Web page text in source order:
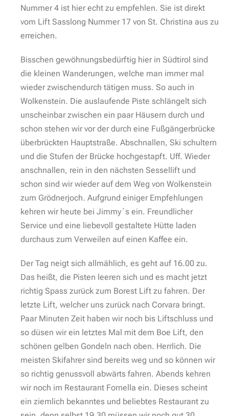
Nummer 4 ist hier echt zu empfehlen. Sie ist direkt
vom Lift Sasslong Nummer 17 von St. Christina aus zu
erreichen.
Bisschen gewöhnungsbedürftig hier in Südtirol sind
die kleinen Wanderungen, welche man immer mal
wieder zwischendurch tätigen muss. So auch in
Wolkenstein. Die auslaufende Piste schlängelt sich
unscheinbar zwischen ein paar Häusern durch und
schon stehen wir vor der durch eine Fußgängerbrücke
überbrückten Hauptstraße. Abschnallen, Ski schultern
und die Stufen der Brücke hochgestapft. Uff. Wieder
anschnallen, rein in den nächsten Sessellift und
schon sind wir wieder auf dem Weg von Wolkenstein
zum Grödnerjoch. Aufgrund einiger Empfehlungen
kehren wir heute bei Jimmy´s ein. Freundlicher
Service und eine liebevoll gestaltete Hütte laden
durchaus zum Verweilen auf einen Kaffee ein.
Der Tag neigt sich allmählich, es geht auf 16.00 zu.
Das heißt, die Pisten leeren sich und es macht jetzt
richtig Spass zurück zum Borest Lift zu fahren. Der
letzte Lift, welcher uns zurück nach Corvara bringt.
Paar Minuten Zeit haben wir noch bis Liftschluss und
so düsen wir ein letztes Mal mit dem Boe Lift, den
schönen gelben Gondeln nach oben. Herrlich. Die
meisten Skifahrer sind bereits weg und so können wir
so richtig genussvoll abwärts fahren. Abends kehren
wir noch im Restaurant Fornella ein. Dieses scheint
ein ziemlich bekanntes und beliebtes Restaurant zu